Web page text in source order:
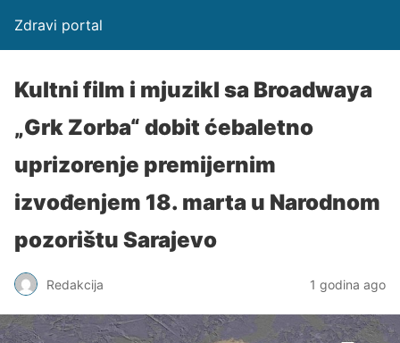
Zdravi portal
Kultni film i mjuzikl sa Broadwaya
„Grk Zorba“ dobit ćebaletno
uprizorenje premijernim
izvođenjem 18. marta u Narodnom
pozorištu Sarajevo
Redakcija 1 godina ago